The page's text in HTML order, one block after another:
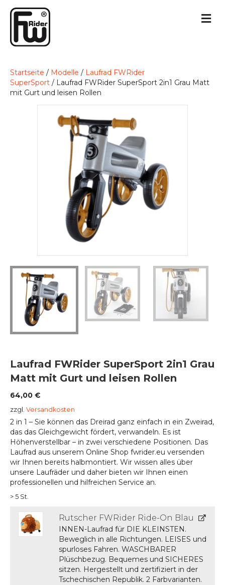
Startseite / Modelle / Laufrad FWRider
SuperSport / Laufrad FWRider SuperSport 2in1 Grau Matt
mit Gurt und leisen Rollen
Laufrad FWRider SuperSport 2in1 Grau
Matt mit Gurt und leisen Rollen
64,00 €
zzgl. Versandkosten
2 in 1 – Sie können das Dreirad ganz einfach in ein Zweirad,
das das Gleichgewicht fördert, verwandeln. Es ist
Höhenverstellbar – in zwei verschiedene Positionen. Das
Laufrad aus unserem Online Shop fwrider.eu versenden
wir Ihnen bereits halbmontiert. Wir wissen alles über
unsere Laufräder und daher bieten wir Ihnen einen
professionellen und hilfreichen Service an.
> 5 St.
Rutscher FWRider Ride-On Blau
INNEN-Laufrad für DIE KLEINSTEN.
Beweglich in alle Richtungen. LEISES und
spurloses Fahren. WASCHBARER
Plüschbezug. Bequemes und SICHERES
sitzen. Hergestellt und zertifiziert in der
Tschechischen Republik. 2 Farbvarianten.